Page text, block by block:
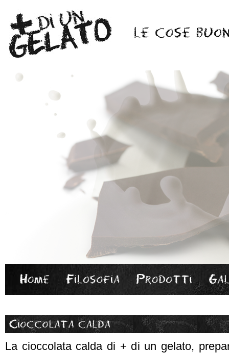
La cioccolata calda di + di un gelato,